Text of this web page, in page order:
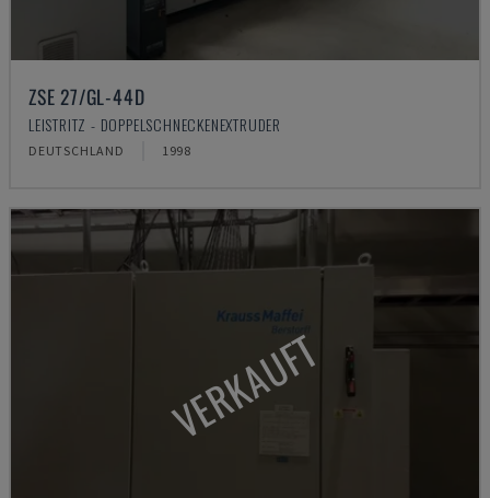
ZSE 27/GL-44D
LEISTRITZ - DOPPELSCHNECKENEXTRUDER
DEUTSCHLAND 1998
VERKAUFT